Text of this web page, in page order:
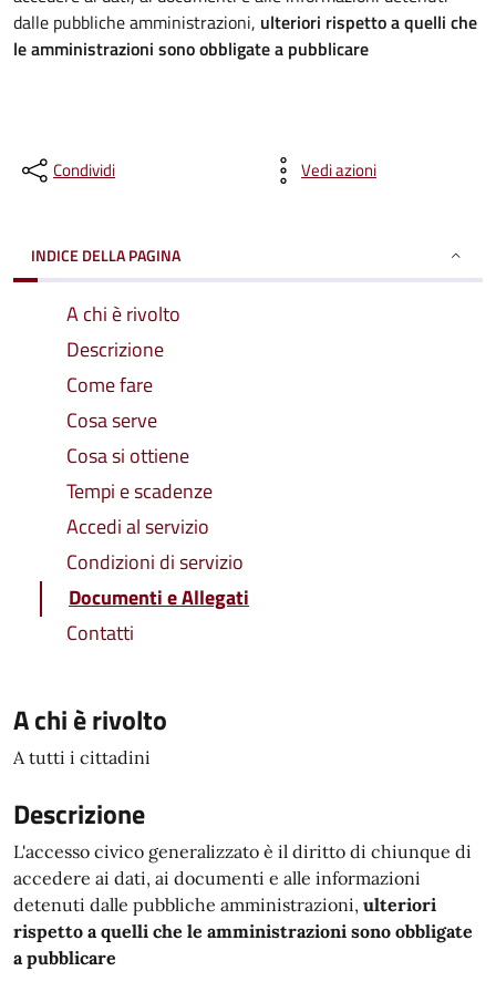
dalle pubbliche amministrazioni, ulteriori rispetto a quelli che
le amministrazioni sono obbligate a pubblicare
Condividi Vedi azioni
INDICE DELLA PAGINA
A chi è rivolto
Descrizione
Come fare
Cosa serve
Cosa si ottiene
Tempi e scadenze
Accedi al servizio
Condizioni di servizio
Documenti e Allegati
Contatti
A chi è rivolto
A tutti i cittadini
Descrizione
L'accesso civico generalizzato è il diritto di chiunque di
accedere ai dati, ai documenti e alle informazioni
detenuti dalle pubbliche amministrazioni, ulteriori
rispetto a quelli che le amministrazioni sono obbligate
a pubblicare